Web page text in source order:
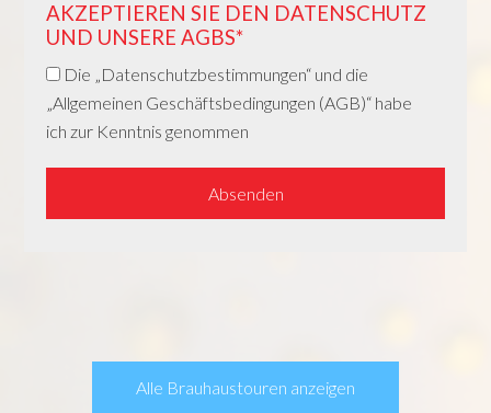
AKZEPTIEREN SIE DEN DATENSCHUTZ
UND UNSERE AGBS*
Die „Datenschutzbestimmungen“ und die
„Allgemeinen Geschäftsbedingungen (AGB)“ habe
ich zur Kenntnis genommen
Alle Brauhaustouren anzeigen